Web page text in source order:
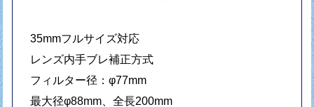
35mmフルサイズ対応
レンズ内手ブレ補正方式
フィルター径：φ77mm
最大径φ88mm、全長200mm